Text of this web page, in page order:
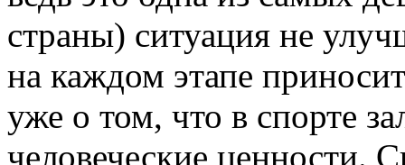
страны) ситуация не
на каждом этапе
уже о том, что в спорте
человеческие ценности.